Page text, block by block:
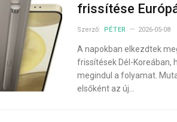
frissítése
Szerző: PÉTER 2026-05-08
A napokban elkezdtek
frissítések Dél-Koreában,
megindul a folyamat.
elsőként az új…